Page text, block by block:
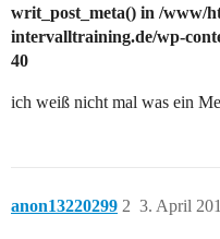
writ_post_meta() in /www/
intervalltraining.de/wp-
40
ich weiß nicht mal was ein
anon13220299 3. April
2